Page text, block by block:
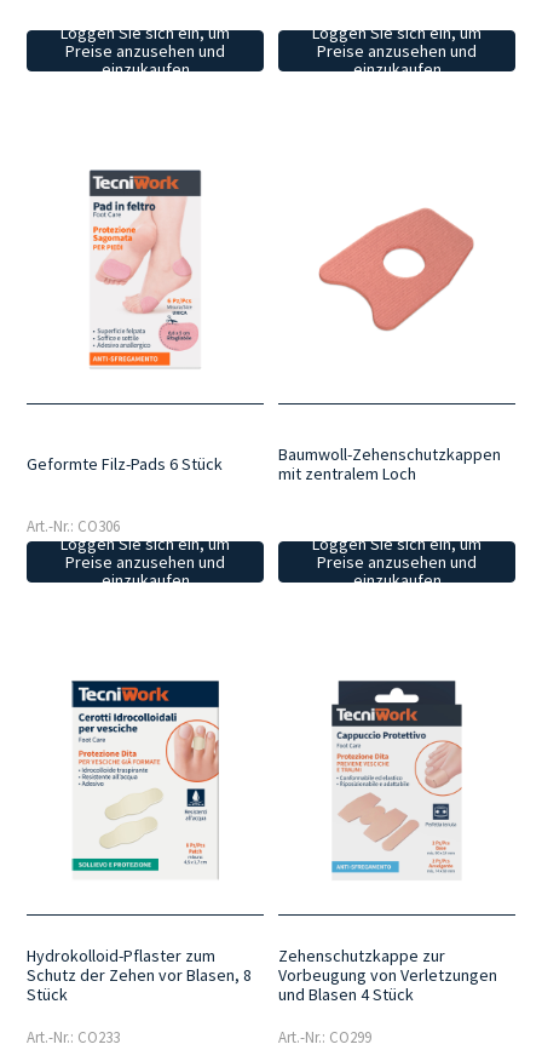
Loggen Sie sich ein, um
Preise anzusehen und
einzukaufen
Loggen Sie sich ein, um
Preise anzusehen und
einzukaufen
Geformte Filz-Pads 6 Stück
Art.-Nr.: CO306
Loggen Sie sich ein, um
Preise anzusehen und
einzukaufen
Baumwoll-Zehenschutzkappen
mit zentralem Loch
Loggen Sie sich ein, um
Preise anzusehen und
einzukaufen
Hydrokolloid-Pflaster zum
Schutz der Zehen vor Blasen, 8
Stück
Art.-Nr.: CO233
Zehenschutzkappe zur
Vorbeugung von Verletzungen
und Blasen 4 Stück
Art.-Nr.: CO299